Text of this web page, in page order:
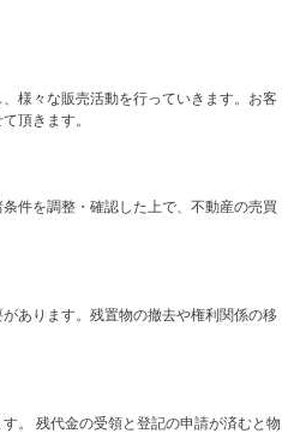
様々な販売活動を行っていきます。お客
頂きます。
件を調整・確認した上で、不動産の売買
あります。残置物の撤去や権利関係の移
。 残代金の受領と登記の申請が済むと物